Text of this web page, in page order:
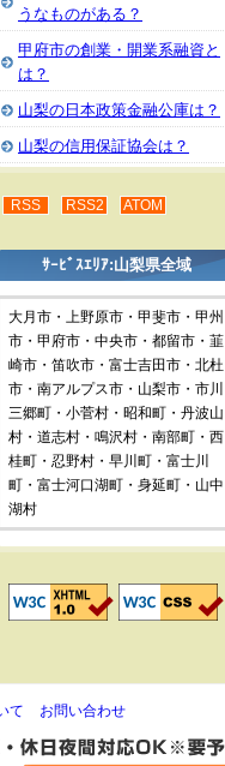
うなものがある？
甲府市の創業・開業系融資と
は？
山梨の日本政策金融公庫は？
山梨の信用保証協会は？
RSS RSS2 ATOM
ｻｰﾋﾞｽｴﾘｱ:山梨県全域
大月市・上野原市・甲斐市・甲州
市・甲府市・中央市・都留市・韮
崎市・笛吹市・富士吉田市・北杜
市・南アルプス市・山梨市・市川
三郷町・小菅村・昭和町・丹波山
村・道志村・鳴沢村・南部町・西
桂町・忍野村・早川町・富士川
町・富士河口湖町・身延町・山中
湖村
て お問い合わせ